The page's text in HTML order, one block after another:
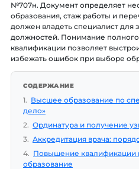
№707н. Документ определяет
образования, стаж работы и
должен владеть специалист для
должностей. Понимание
квалификации позволяет
избежать ошибок при выборе
СОДЕРЖАНИЕ
1. Высшее образование по
дело»
2. Ординатура и получение
3. Аккредитация врача:
4. Повышение квалификации
образование